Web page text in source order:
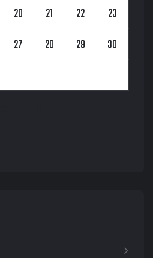
20 21 22
23
27 28 29
30